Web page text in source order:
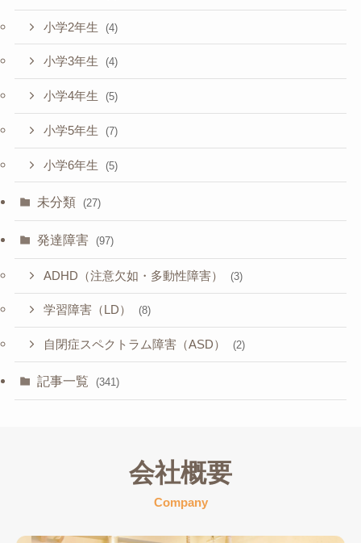
小学2年生 (4)
小学3年生 (4)
小学4年生 (5)
小学5年生 (7)
小学6年生 (5)
未分類 (27)
発達障害 (97)
ADHD（注意欠如・多動性障害） (3)
学習障害（LD） (8)
自閉症スペクトラム障害（ASD） (2)
記事一覧 (341)
会社概要
Company